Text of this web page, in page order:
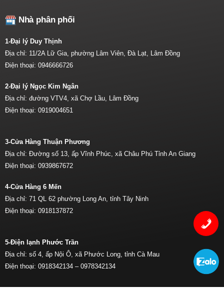
Nhà phân phối
1-Đại lý Duy Thịnh
Địa chỉ: 11/2A Lữ Gia, phường Lâm Viên, Đà Lạt, Lâm Đồng
Điện thoại: 0946666726
2-Đại lý Ngọc Kim Ngân
Địa chỉ: đường VTV4, xã Chợ Lầu, Lâm Đồng
Điện thoại: 0919004651
3-Cửa Hàng Thuận Phương
Địa chỉ: Đường số 13, ấp Vĩnh Phúc, xã Châu Phú Tỉnh An Giang
Điện thoại: 0939867672
4-Cửa Hàng 6 Mến
Địa chỉ: 71 QL 62 phường Long An, tỉnh Tây Ninh
Điện thoại: 0918137872
5-Điện lạnh Phước Trần
Địa chỉ: số 4, ấp Nội Ô, xã Phước Long, tỉnh Cà Mau
Điện thoại: 0918342134 – 0978342134